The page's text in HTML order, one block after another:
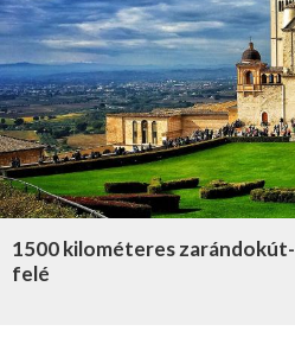
1500 kilométeres
felé